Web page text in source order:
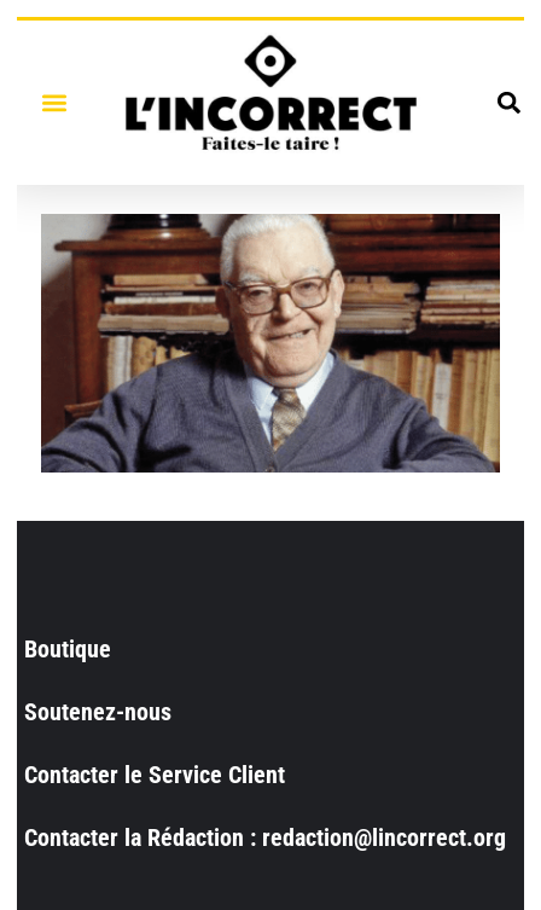
Boutique
Soutenez-nous
Contacter le Service Client
Contacter la Rédaction : redaction@lincorrect.org